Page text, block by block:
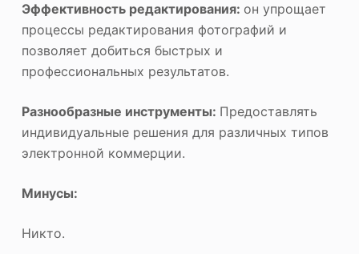
Эффективность редактирования: он упрощает
процессы редактирования фотографий и
позволяет добиться быстрых и
профессиональных результатов.
Разнообразные инструменты: Предоставлять
индивидуальные решения для различных типов
электронной коммерции.
Минусы:
Никто.